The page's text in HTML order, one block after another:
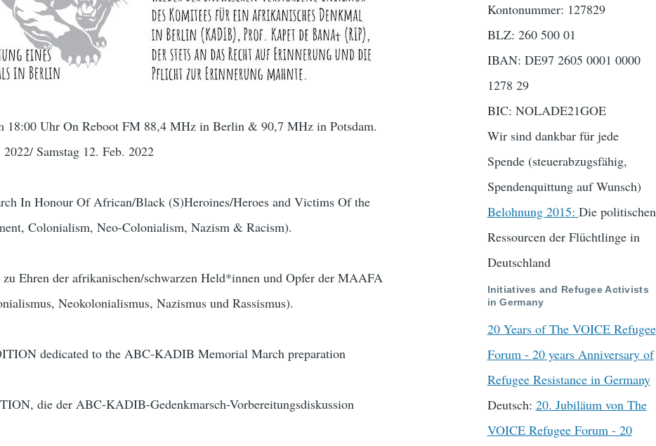
18:00 Uhr On Reboot FM 88,4 MHz in Berlin & 90,7 MHz in Potsdam.
Samstag 12. Feb. 2022
In Honour Of African/Black (S)Heroines/Heroes and Victims Of the
Colonialism, Neo-Colonialism, Nazism & Racism).
zu Ehren der afrikanischen/schwarzen Held*innen und Opfer der MAAFA
Neokolonialismus, Nazismus und Rassismus).
dedicated to the ABC-KADIB Memorial March preparation
die der ABC-KADIB-Gedenkmarsch-Vorbereitungsdiskussion
Kontonummer: 127829
BLZ: 260 500 01
IBAN: DE97 2605 0001 0000
1278 29
BIC: NOLADE21GOE
Wir sind dankbar für jede
Spende (steuerabzugsfähig,
Spendenquittung auf Wunsch)
Belohnung 2015: Die politischen
Ressourcen der Flüchtlinge in
Deutschland
Initiatives and Refugee Activists
in Germany
20 Years of The VOICE Refugee
Forum - 20 years Anniversary of
Refugee Resistance in Germany
Deutsch: 20. Jubiläum von The
VOICE Refugee Forum - 20